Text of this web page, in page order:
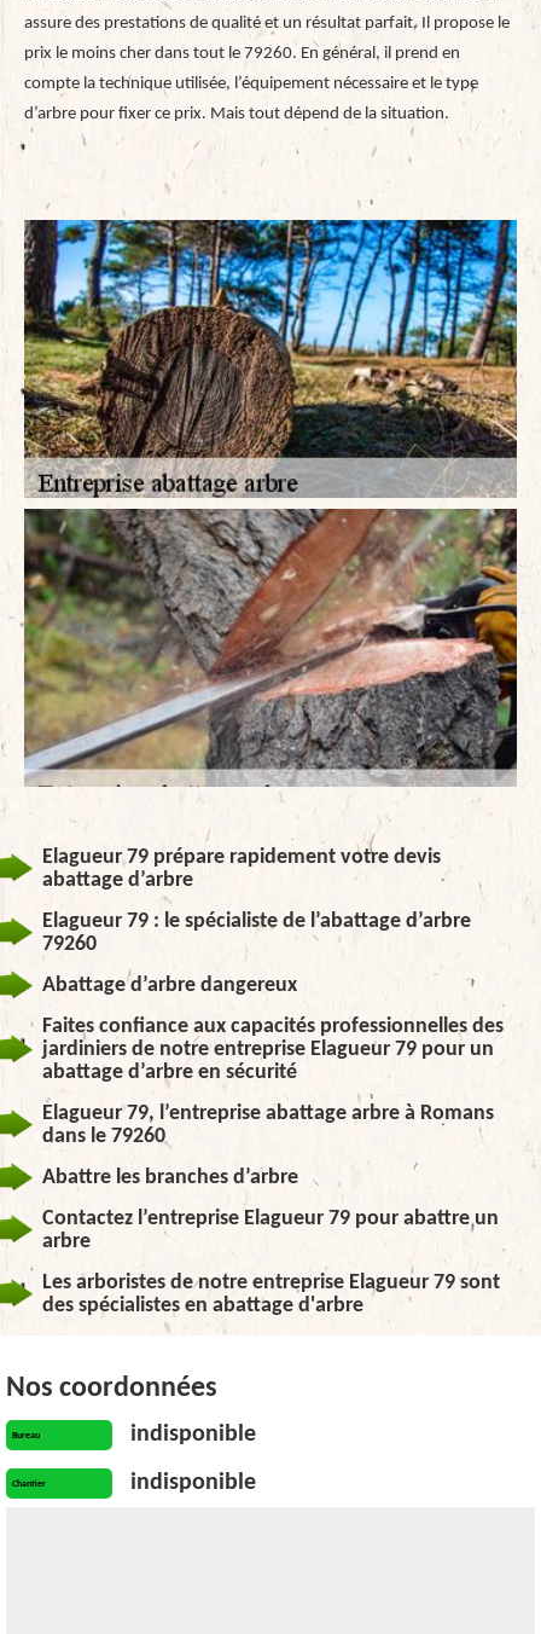
assure des prestations de qualité et un résultat parfait. Il propose le
prix le moins cher dans tout le 79260. En général, il prend en
compte la technique utilisée, l’équipement nécessaire et le type
d’arbre pour fixer ce prix. Mais tout dépend de la situation.
Elagueur 79 prépare rapidement votre devis
abattage d’arbre
Elagueur 79 : le spécialiste de l’abattage d’arbre
79260
Abattage d’arbre dangereux
Faites confiance aux capacités professionnelles des
jardiniers de notre entreprise Elagueur 79 pour un
abattage d’arbre en sécurité
Elagueur 79, l’entreprise abattage arbre à Romans
dans le 79260
Abattre les branches d’arbre
Contactez l’entreprise Elagueur 79 pour abattre un
arbre
Les arboristes de notre entreprise Elagueur 79 sont
des spécialistes en abattage d'arbre
Nos coordonnées
Bureau indisponible
Chantier indisponible